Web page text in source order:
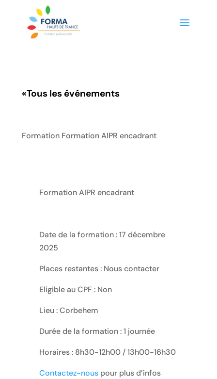
«Tous les événements
Formation Formation AIPR encadrant
Formation AIPR encadrant
Date de la formation : 17 décembre
2025
Places restantes : Nous contacter
Eligible au CPF : Non
Lieu : Corbehem
Durée de la formation : 1 journée
Horaires : 8h30-12h00 / 13h00-16h30
Contactez-nouspour plus d’infos